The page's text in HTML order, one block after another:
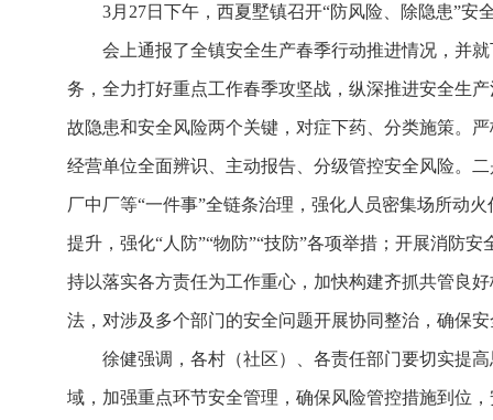
3月27日下午，西夏墅镇召开“防风险、除隐患”
会上通报了全镇安全生产春季行动推进情况，并
务，全力打好重点工作春季攻坚战，纵深推进安全生
故隐患和安全风险两个关键，对症下药、分类施策。
经营单位全面辨识、主动报告、分级管控安全风险。
厂中厂等“一件事”全链条治理，强化人员密集场所动
提升，强化“人防”“物防”“技防”各项举措；开展消防
持以落实各方责任为工作重心，加快构建齐抓共管良
法，对涉及多个部门的安全问题开展协同整治，确保
徐健强调，各村（社区）、各责任部门要切实提
域，加强重点环节安全管理，确保风险管控措施到位